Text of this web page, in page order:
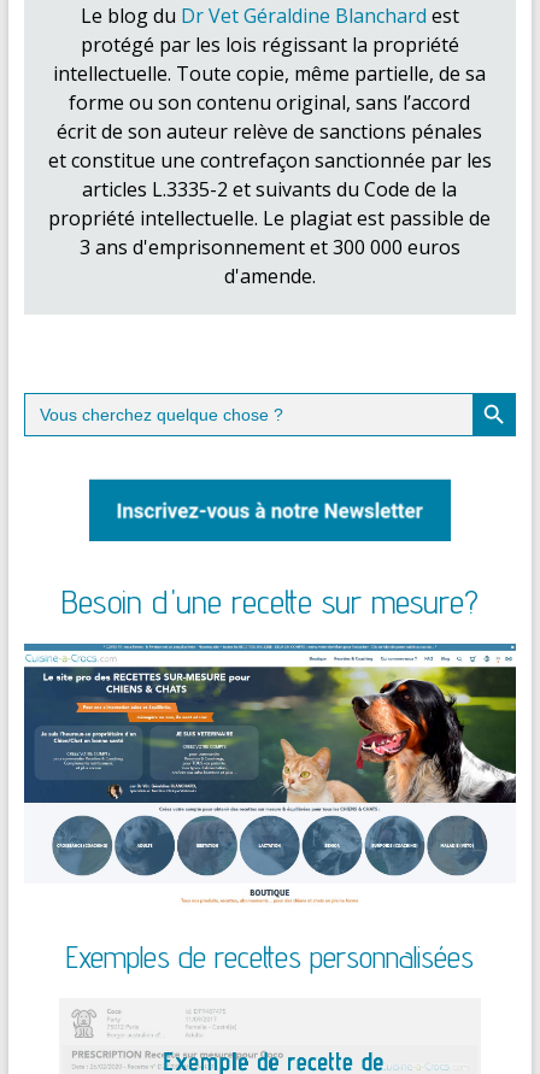
Le blog du Dr Vet Géraldine Blanchard est
protégé par les lois régissant la propriété
intellectuelle. Toute copie, même partielle, de sa
forme ou son contenu original, sans l’accord
écrit de son auteur relève de sanctions pénales
et constitue une contrefaçon sanctionnée par les
articles L.3335-2 et suivants du Code de la
propriété intellectuelle. Le plagiat est passible de
3 ans d'emprisonnement et 300 000 euros
d'amende.
Search
for:
Search Button
Besoin d'une recette sur mesure?
Exemples de recettes personnalisées